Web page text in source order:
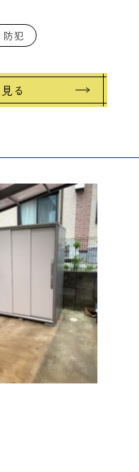
防犯
る